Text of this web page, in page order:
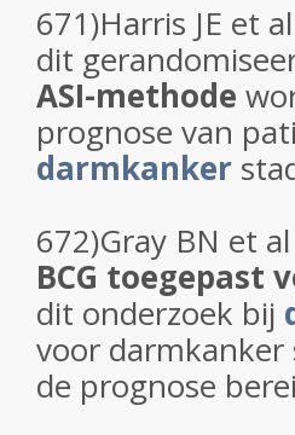
671)Harris JE et
dit
ASI-methode
prognose van
darmkanker
672)Gray BN et
BCG toegepast
dit onderzoek bij
voor
de prognose